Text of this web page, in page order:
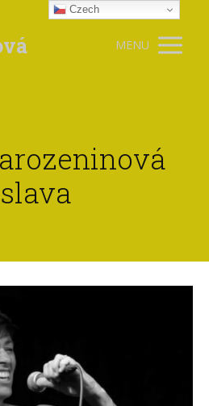
MENU
Czech